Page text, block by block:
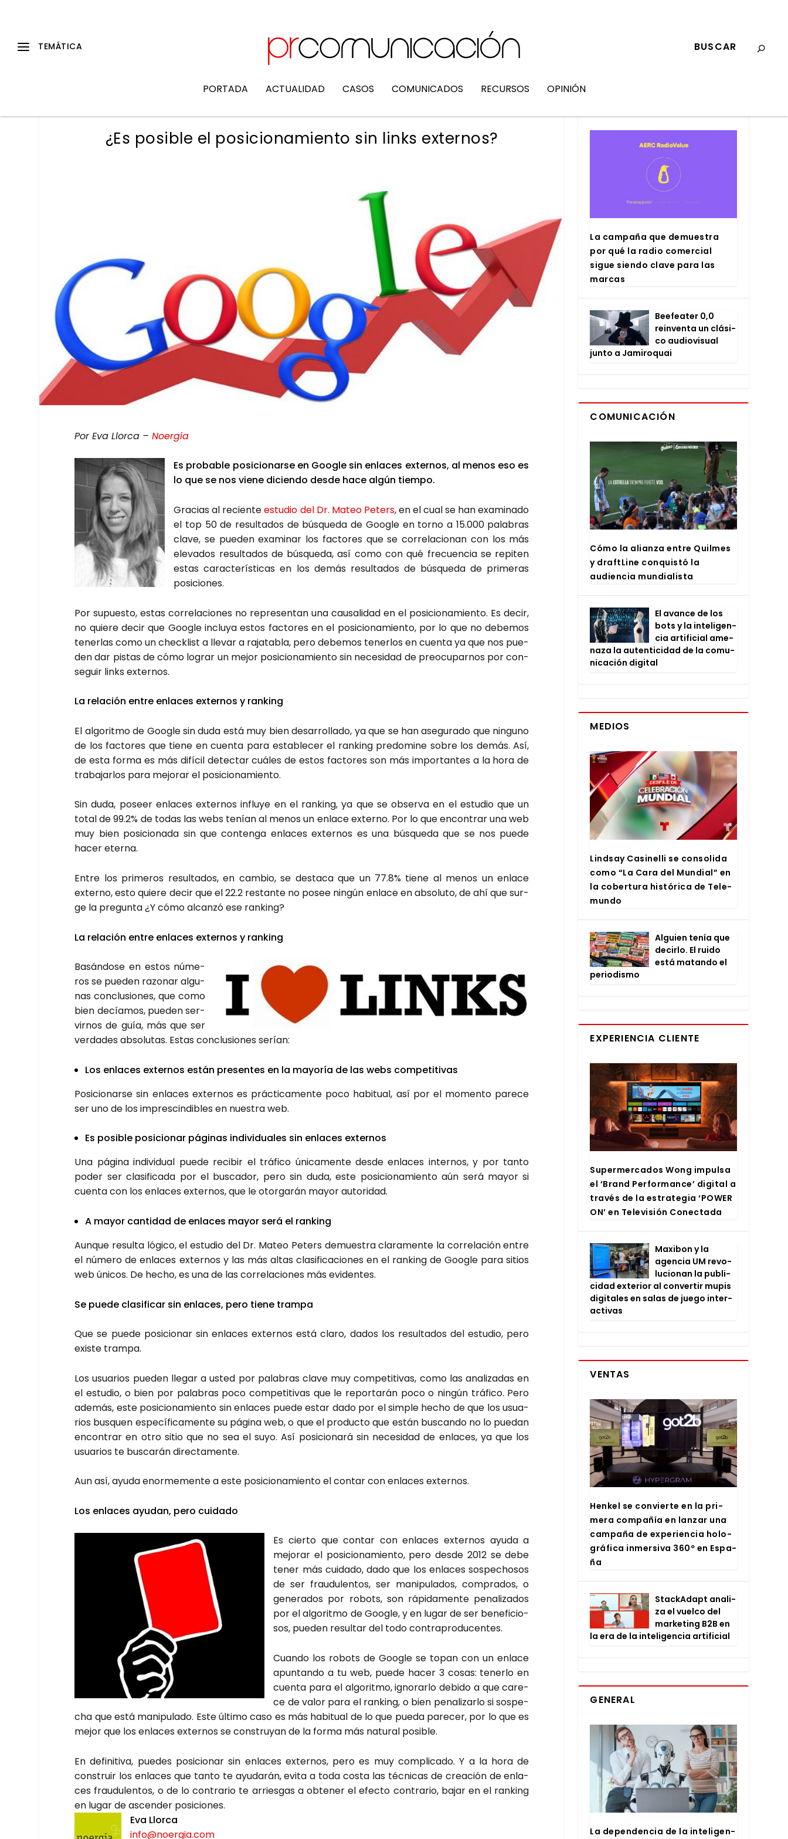
PORTADA ACTUALIDAD CASOS COMUNICADOS RECURSOS OPINIÓN
¿Es posible el posicionamiento sin links externos?
Por Eva Llor­ca –Noer­gia
Es pro­ba­ble posi­cio­nar­se en Goo­gle sin enla­ces exter­nos, al menos eso es
lo que se nos vie­ne dicien­do des­de hace algún tiem­po.
Gra­cias al recien­teestu­dio del Dr. Mateo Peters, en el cual se han exa­mi­na­do
el top 50 de resul­ta­dos de bús­que­da de Goo­gle en torno a 15.000 pala­bras
cla­ve, se pue­den exa­mi­nar los fac­to­res que se corre­la­cio­nan con los más
ele­va­dos resul­ta­dos de bús­que­da, así como con qué fre­cuen­cia se repi­ten
estas carac­te­rís­ti­cas en los demás resul­ta­dos de bús­que­da de pri­me­ras
posi­cio­nes.
Por supues­to, estas corre­la­cio­nes no repre­sen­tan una cau­sa­li­dad en el posi­cio­na­mien­to. Es decir,
no quie­re decir que Goo­gle inclu­ya estos fac­to­res en el posi­cio­na­mien­to, por lo que no debe­mos
tener­las como un chec­klist a lle­var a raja­ta­bla, pero debe­mos tener­los en cuen­ta ya que nos pue­
den dar pis­tas de cómo lograr un mejor posi­cio­na­mien­to sin nece­si­dad de preo­cu­par­nos por con­
se­guir links exter­nos.
La rela­ción entre enla­ces exter­nos y ran­king
El algo­rit­mo de Goo­gle sin duda está muy bien desa­rro­lla­do, ya que se han ase­gu­ra­do que nin­guno
de los fac­to­res que tie­ne en cuen­ta para esta­ble­cer el ran­king pre­do­mi­ne sobre los demás. Así,
de esta for­ma es más difí­cil detec­tar cuá­les de estos fac­to­res son más impor­tan­tes a la hora de
tra­ba­jar­los para mejo­rar el posi­cio­na­mien­to.
Sin duda, poseer enla­ces exter­nos influ­ye en el ran­king, ya que se obser­va en el estu­dio que un
total de 99.2% de todas las webs tenían al menos un enla­ce externo. Por lo que encon­trar una web
muy bien posi­cio­na­da sin que con­ten­ga enla­ces exter­nos es una bús­que­da que se nos pue­de
hacer eter­na.
Entre los pri­me­ros resul­ta­dos, en cam­bio, se des­ta­ca que un 77.8% tie­ne al menos un enla­ce
externo, esto quie­re decir que el 22.2 res­tan­te no posee nin­gún enla­ce en abso­lu­to, de ahí que sur­
ge la pre­gun­ta ¿Y cómo alcan­zó ese ran­king?
La rela­ción entre enla­ces exter­nos y ran­king
Basán­do­se en estos núme­
ros se pue­den razo­nar algu­
nas con­clu­sio­nes, que como
bien decía­mos, pue­den ser­
vir­nos de guía, más que ser
ver­da­des abso­lu­tas. Estas con­clu­sio­nes serían:
Los enla­ces exter­nos están pre­sen­tes en la mayo­ría de las webs com­pe­ti­ti­vas
Posi­cio­nar­se sin enla­ces exter­nos es prác­ti­ca­men­te poco habi­tual, así por el momen­to pare­ce
ser uno de los impres­cin­di­bles en nues­tra web.
Es posi­ble posi­cio­nar pági­nas indi­vi­dua­les sin enla­ces exter­nos
Una pági­na indi­vi­dual pue­de reci­bir el trá­fi­co úni­ca­men­te des­de enla­ces inter­nos, y por tan­to
poder ser cla­si­fi­ca­da por el bus­ca­dor, pero sin duda, este posi­cio­na­mien­to aún será mayor si
cuen­ta con los enla­ces exter­nos, que le otor­ga­rán mayor auto­ri­dad.
A mayor can­ti­dad de enla­ces mayor será el ran­king
Aun­que resul­ta lógi­co, el estu­dio del Dr. Mateo Peters demues­tra cla­ra­men­te la corre­la­ción entre
el núme­ro de enla­ces exter­nos y las más altas cla­si­fi­ca­cio­nes en el ran­king de Goo­gle para sitios
web úni­cos. De hecho, es una de las corre­la­cio­nes más evi­den­tes.
Se pue­de cla­si­fi­car sin enla­ces, pero tie­ne tram­pa
Que se pue­de posi­cio­nar sin enla­ces exter­nos está cla­ro, dados los resul­ta­dos del estu­dio, pero
exis­te tram­pa.
Los usua­rios pue­den lle­gar a usted por pala­bras cla­ve muy com­pe­ti­ti­vas, como las ana­li­za­das en
el estu­dio, o bien por pala­bras poco com­pe­ti­ti­vas que le repor­ta­rán poco o nin­gún trá­fi­co. Pero
ade­más, este posi­cio­na­mien­to sin enla­ces pue­de estar dado por el sim­ple hecho de que los usua­
rios bus­quen espe­cí­fi­ca­men­te su pági­na web, o que el pro­duc­to que están bus­can­do no lo pue­dan
encon­trar en otro sitio que no sea el suyo. Así posi­cio­na­rá sin nece­si­dad de enla­ces, ya que los
usua­rios te bus­ca­rán direc­ta­men­te.
Aun así, ayu­da enor­me­men­te a este posi­cio­na­mien­to el con­tar con enla­ces exter­nos.
Los enla­ces ayu­dan, pero cui­da­do
Es cier­to que con­tar con enla­ces exter­nos ayu­da a
mejo­rar el posi­cio­na­mien­to, pero des­de 2012 se debe
tener más cui­da­do, dado que los enla­ces sos­pe­cho­sos
de ser frau­du­len­tos, ser mani­pu­la­dos, com­pra­dos, o
gene­ra­dos por robots, son rápi­da­men­te pena­li­za­dos
por el algo­rit­mo de Goo­gle, y en lugar de ser bene­fi­cio­
sos, pue­den resul­tar del todo con­tra­pro­du­cen­tes.
Cuan­do los robots de Goo­gle se topan con un enla­ce
apun­tan­do a tu web, pue­de hacer 3 cosas: tener­lo en
cuen­ta para el algo­rit­mo, igno­rar­lo debi­do a que care­
ce de valor para el ran­king, o bien pena­li­zar­lo si sos­pe­
cha que está mani­pu­la­do. Este últi­mo caso es más habi­tual de lo que pue­da pare­cer, por lo que es
mejor que los enla­ces exter­nos se cons­tru­yan de la for­ma más natu­ral posi­ble.
En defi­ni­ti­va, pue­des posi­cio­nar sin enla­ces exter­nos, pero es muy com­pli­ca­do. Y a la hora de
cons­truir los enla­ces que tan­to te ayu­da­rán, evi­ta a toda cos­ta las téc­ni­cas de crea­ción de enla­
ces frau­du­len­tos, o de lo con­tra­rio te arries­gas a obte­ner el efec­to con­tra­rio, bajar en el ran­king
en lugar de ascen­der posi­cio­nes.
Eva Llor­ca
info@noergia.com
La cam­pa­ña que demues­tra
por qué la radio comer­cial
sigue sien­do cla­ve para las
mar­cas
Bee­fea­ter 0,0
rein­ven­ta un clá­si­
co audio­vi­sual
jun­to a Jami­ro­quai
COMUNICACIÓN
Cómo la alian­za entre Quil­mes
y draftLi­ne con­quis­tó la
audien­cia mun­dia­lis­ta
El avan­ce de los
bots y la inte­li­gen­
cia arti­fi­cial ame­
na­za la auten­ti­ci­dad de la comu­
ni­ca­ción digi­tal
MEDIOS
Lind­say Casi­ne­lli se con­so­li­da
como “La Cara del Mun­dial” en
la cober­tu­ra his­tó­ri­ca de Tele­
mun­do
Alguien tenía que
decir­lo. El rui­do
está matan­do el
perio­dis­mo
EXPERIENCIA CLIENTE
Super­mer­ca­dos Wong impul­sa
el ‘Brand Per­for­man­ce’ digi­tal a
tra­vés de la estra­te­gia ‘POWER
ON’ en Tele­vi­sión Conec­ta­da
Maxi­bon y la
agen­cia UM revo­
lu­cio­nan la publi­
ci­dad exte­rior al con­ver­tir mupis
digi­ta­les en salas de jue­go inter­
ac­ti­vas
VENTAS
Hen­kel se con­vier­te en la pri­
me­ra com­pa­ñía en lan­zar una
cam­pa­ña de expe­rien­cia holo­
grá­fi­ca inmer­si­va 360º en Espa­
ña
Stac­kA­dapt ana­li­
za el vuel­co del
mar­ke­ting B2B en
la era de la inte­li­gen­cia arti­fi­cial
GENERAL
La depen­den­cia de la inte­li­gen­